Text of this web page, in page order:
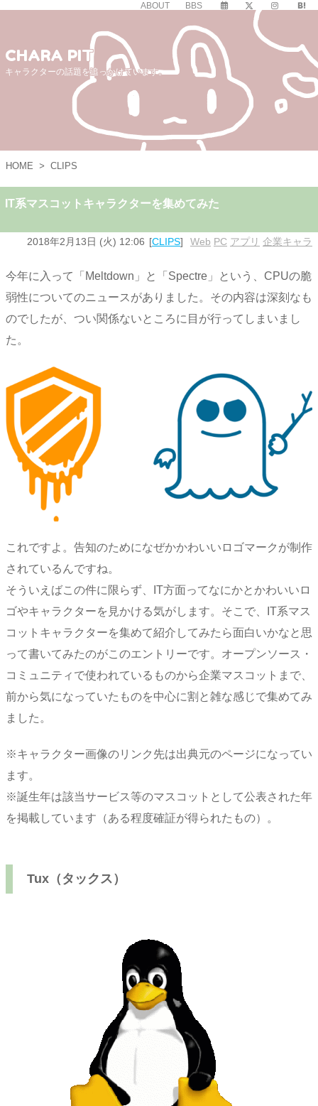
ABOUT BBS
CHARA PIT
キャラクターの話題を追っかけています。
HOME > CLIPS
IT系マスコットキャラクターを集めてみた
2018年2月13日 (火) 12:06 CLIPS Web PC アプリ 企業キャラ
今年に入って「Meltdown」と「Spectre」という、CPUの脆
弱性についてのニュースがありました。その内容は深刻なも
のでしたが、つい関係ないところに目が行ってしまいまし
た。
これですよ。告知のためになぜかかわいいロゴマークが制作
されているんですね。
そういえばこの件に限らず、IT方面ってなにかとかわいいロ
ゴやキャラクターを見かける気がします。そこで、IT系マス
コットキャラクターを集めて紹介してみたら面白いかなと思
って書いてみたのがこのエントリーです。オープンソース・
コミュニティで使われているものから企業マスコットまで、
前から気になっていたものを中心に割と雑な感じで集めてみ
ました。
※キャラクター画像のリンク先は出典元のページになってい
ます。
※誕生年は該当サービス等のマスコットとして公表された年
を掲載しています（ある程度確証が得られたもの）。
Tux（タックス）